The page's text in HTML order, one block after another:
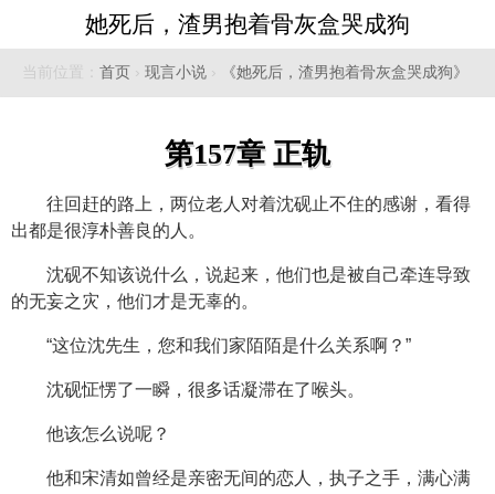
她死后，渣男抱着骨灰盒哭成狗
当前位置： 首页 › 现言小说 › 《她死后，渣男抱着骨灰盒哭成狗》
第157章 正轨
往回赶的路上，两位老人对着沈砚止不住的感谢，看得
出都是很淳朴善良的人。
沈砚不知该说什么，说起来，他们也是被自己牵连导致
的无妄之灾，他们才是无辜的。
“这位沈先生，您和我们家陌陌是什么关系啊？”
沈砚怔愣了一瞬，很多话凝滞在了喉头。
他该怎么说呢？
他和宋清如曾经是亲密无间的恋人，执子之手，满心满